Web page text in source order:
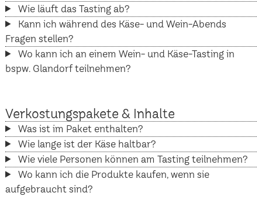
Wie läuft das Tasting ab?
Kann ich während des Käse- und Wein-Abends
Fragen stellen?
Wo kann ich an einem Wein- und Käse-Tasting in
bspw. Glandorf teilnehmen?
Verkostungspakete & Inhalte
Was ist im Paket enthalten?
Wie lange ist der Käse haltbar?
Wie viele Personen können am Tasting teilnehmen?
Wo kann ich die Produkte kaufen, wenn sie
aufgebraucht sind?